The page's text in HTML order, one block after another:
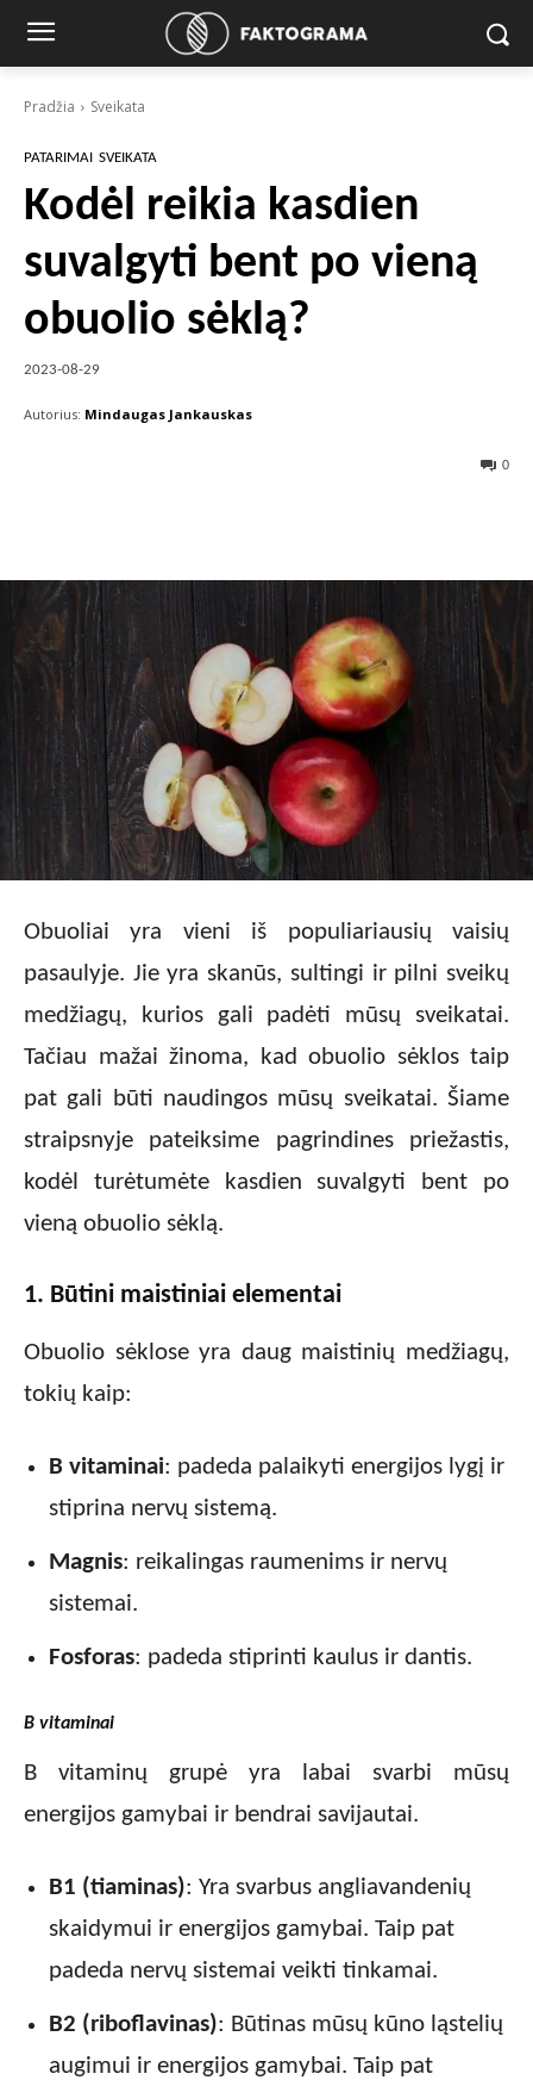
Pradžia Sveikata
PATARIMAI SVEIKATA
Kodėl reikia kasdien
suvalgyti bent po vieną
obuolio sėklą?
2023-08-29
Autorius: Mindaugas Jankauskas
0
Obuoliai yra vieni iš populiariausių vaisių
pasaulyje. Jie yra skanūs, sultingi ir pilni sveikų
medžiagų, kurios gali padėti mūsų sveikatai.
Tačiau mažai žinoma, kad obuolio sėklos taip
pat gali būti naudingos mūsų sveikatai. Šiame
straipsnyje pateiksime pagrindines priežastis,
kodėl turėtumėte kasdien suvalgyti bent po
vieną obuolio sėklą.
1. Būtini maistiniai elementai
Obuolio sėklose yra daug maistinių medžiagų,
tokių kaip:
B vitaminai: padeda palaikyti energijos lygį ir
stiprina nervų sistemą.
Magnis: reikalingas raumenims ir nervų
sistemai.
Fosforas: padeda stiprinti kaulus ir dantis.
B vitaminai
B vitaminų grupė yra labai svarbi mūsų
energijos gamybai ir bendrai savijautai.
B1 (tiaminas): Yra svarbus angliavandenių
skaidymui ir energijos gamybai. Taip pat
padeda nervų sistemai veikti tinkamai.
B2 (riboflavinas): Būtinas mūsų kūno ląstelių
augimui ir energijos gamybai. Taip pat